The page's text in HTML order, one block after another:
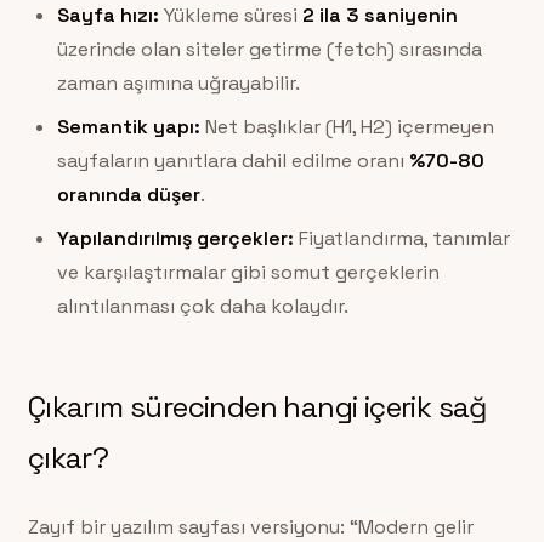
Sayfa hızı: Yükleme süresi 2 ila 3 saniyenin
üzerinde olan siteler getirme (fetch) sırasında
zaman aşımına uğrayabilir.
Semantik yapı: Net başlıklar (H1, H2) içermeyen
sayfaların yanıtlara dahil edilme oranı %70-80
oranında düşer.
Yapılandırılmış gerçekler: Fiyatlandırma, tanımlar
ve karşılaştırmalar gibi somut gerçeklerin
alıntılanması çok daha kolaydır.
Çıkarım sürecinden hangi içerik sağ
çıkar?
Zayıf bir yazılım sayfası versiyonu: “Modern gelir